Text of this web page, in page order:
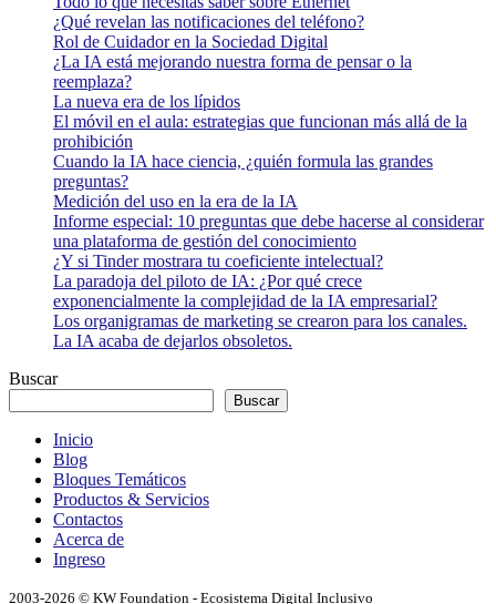
¿Qué revelan las notificaciones del teléfono?
Rol de Cuidador en la Sociedad Digital
¿La IA está mejorando nuestra forma de pensar o la
reemplaza?
La nueva era de los lípidos
El móvil en el aula: estrategias que funcionan más allá de la
prohibición
Cuando la IA hace ciencia, ¿quién formula las grandes
preguntas?
Medición del uso en la era de la IA
Informe especial: 10 preguntas que debe hacerse al considerar
una plataforma de gestión del conocimiento
¿Y si Tinder mostrara tu coeficiente intelectual?
La paradoja del piloto de IA: ¿Por qué crece
exponencialmente la complejidad de la IA empresarial?
Los organigramas de marketing se crearon para los canales.
La IA acaba de dejarlos obsoletos.
Buscar
Buscar
Inicio
Blog
Bloques Temáticos
Productos & Servicios
Contactos
Acerca de
Ingreso
2003-2026 © KW Foundation - Ecosistema Digital Inclusivo